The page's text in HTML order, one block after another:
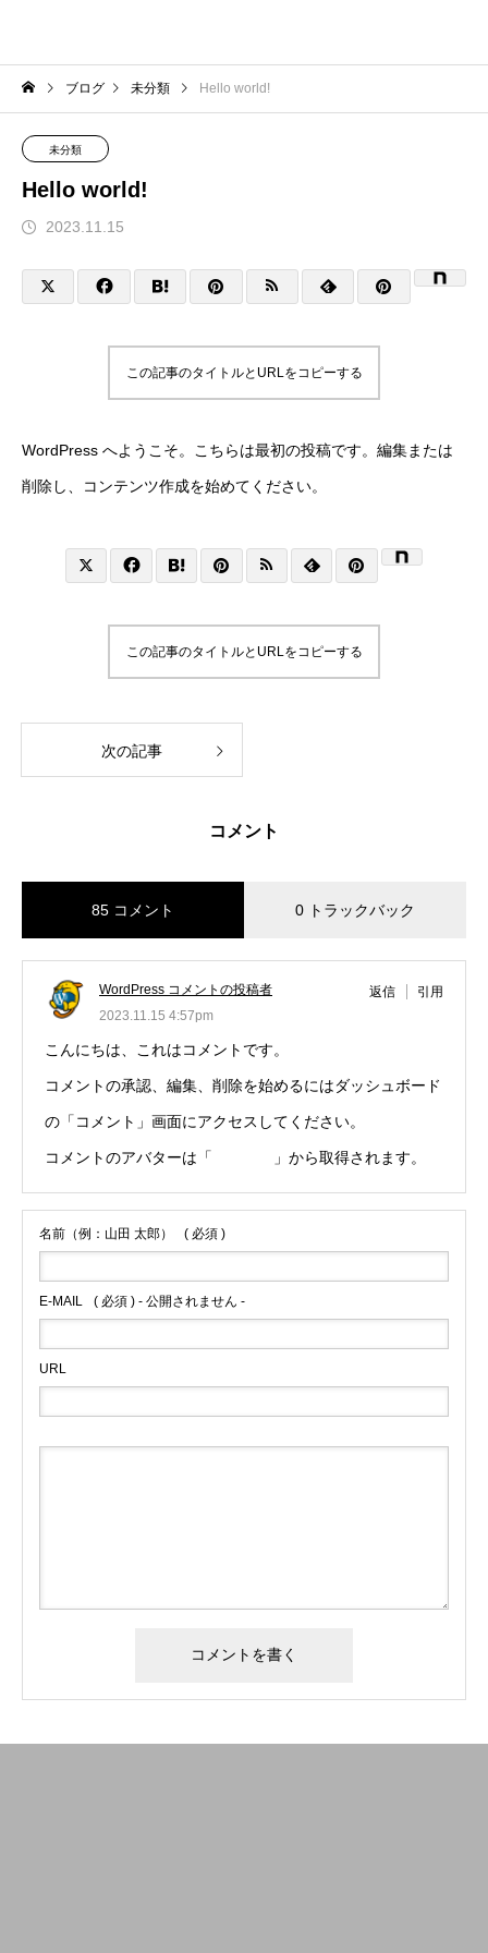
ブログ 未分類 Hello world!
未分類
Hello world!
2023.11.15
この記事のタイトルとURLをコピーする
WordPress へようこそ。こちらは最初の投稿です。編集または
削除し、コンテンツ作成を始めてください。
この記事のタイトルとURLをコピーする
次の記事
コメント
85 コメント 0 トラックバック
WordPress コメントの投稿者
2023.11.15 4:57pm
返信 引用
こんにちは、これはコメントです。
コメントの承認、編集、削除を始めるにはダッシュボード
の「コメント」画面にアクセスしてください。
コメントのアバターは「 」から取得されます。
名前（例：山田 太郎） ( 必須 )
E-MAIL ( 必須 ) - 公開されません -
URL